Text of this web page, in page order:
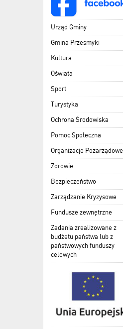
Urząd Gminy
Gmina Przesmyki
Kultura
Oświata
Sport
Turystyka
Ochrona Środowiska
Pomoc Społeczna
Organizacje Pozarządowe
Zdrowie
Bezpieczeństwo
Zarządzanie Kryzysowe
Fundusze zewnętrzne
Zadania zrealizowane z
budżetu państwa lub z
państwowych funduszy
celowych